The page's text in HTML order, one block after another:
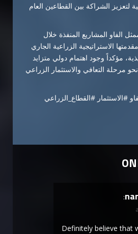
لتعزيز الشراكة بين القطاعين العام
الفاو المشاريع المنفذة خلال
الاستراتيجية الزراعية الجاري
مؤكداً وجود اهتمام دولي متزايد
مرحلة التعافي والاستثمار الزراعي
#الاستثمار #القطاع_الزراعي
Definitely believe that